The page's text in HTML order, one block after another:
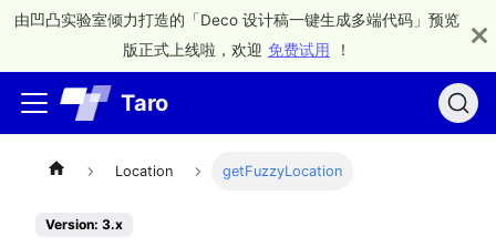
由凹凸实验室倾力打造的「Deco 设计稿一键生成多端代码」预览
版正式上线啦，欢迎 免费试用 ！
Taro
Location getFuzzyLocation
Version: 3.x